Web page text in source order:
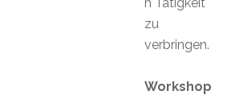
zu
verbringen.
Workshop